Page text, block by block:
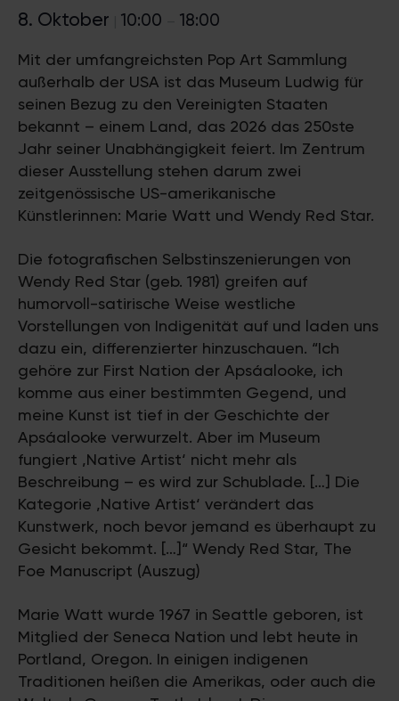
8. Oktober 10:00 18:00
Mit der umfangreichsten Pop Art Sammlung
außerhalb der USA ist das Museum Ludwig für
seinen Bezug zu den Vereinigten Staaten
bekannt – einem Land, das 2026 das 250ste
Jahr seiner Unabhängigkeit feiert. Im Zentrum
dieser Ausstellung stehen darum zwei
zeitgenössische US-amerikanische
Künstlerinnen: Marie Watt und Wendy Red Star.
Die fotografischen Selbstinszenierungen von
Wendy Red Star (geb. 1981) greifen auf
humorvoll-satirische Weise westliche
Vorstellungen von Indigenität auf und laden uns
dazu ein, differenzierter hinzuschauen. “Ich
gehöre zur First Nation der Apsáalooke, ich
komme aus einer bestimmten Gegend, und
meine Kunst ist tief in der Geschichte der
Apsáalooke verwurzelt. Aber im Museum
fungiert ‚Native Artist‘ nicht mehr als
Beschreibung – es wird zur Schublade. […] Die
Kategorie ‚Native Artist‘ verändert das
Kunstwerk, noch bevor jemand es überhaupt zu
Gesicht bekommt. […]“ Wendy Red Star, The
Foe Manuscript (Auszug)
Marie Watt wurde 1967 in Seattle geboren, ist
Mitglied der Seneca Nation und lebt heute in
Portland, Oregon. In einigen indigenen
Traditionen heißen die Amerikas, oder auch die